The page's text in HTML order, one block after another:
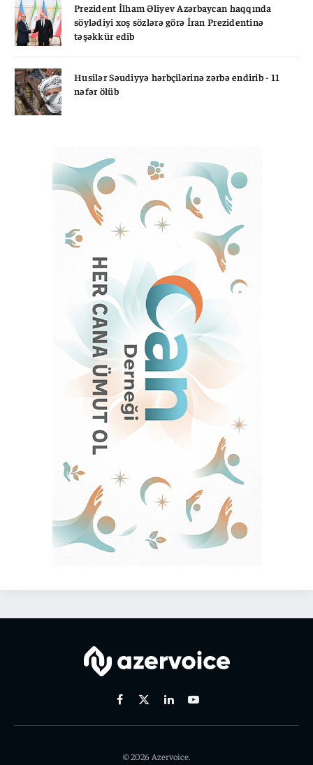
Prezident İlham Əliyev Azərbaycan haqqında
söylədiyi xoş sözlərə görə İran Prezidentinə
təşəkkür edib
Husilər Səudiyyə hərbçilərinə zərbə endirib - 11
nəfər ölüb
Facebook
X
LinkedinYoutube
© 2026 Azervoice.